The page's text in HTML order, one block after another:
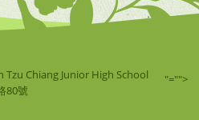
Chiang Junior High School
80號
"="">